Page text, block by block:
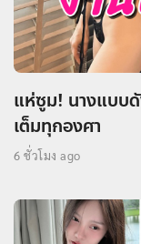
แห่ซูม! นางแบบ
เต็มทุกองศา
6 ชั่วโมง ago